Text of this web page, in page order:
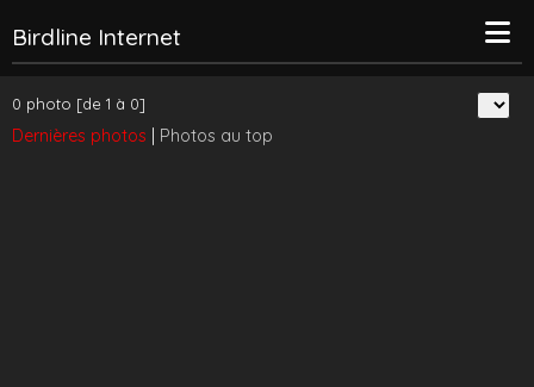
Birdline Internet
0 photo [de 1 à 0]
Dernières photos | Photos au top